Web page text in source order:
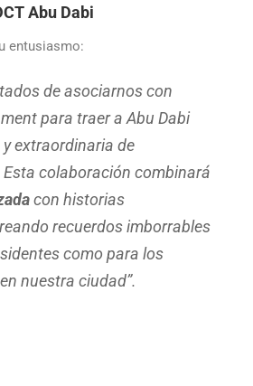
Abu Dabi
entusiasmo:
de asociarnos con
para traer a Abu Dabi
extraordinaria de
colaboración combinará
con historias
recuerdos imborrables
como para los
nuestra ciudad”.